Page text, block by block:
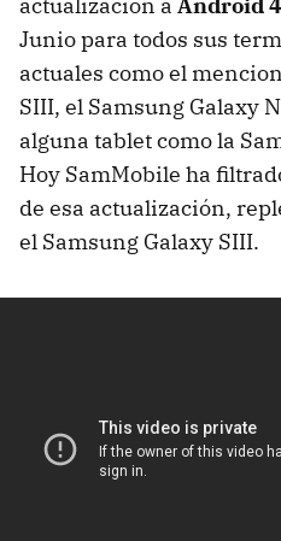
Junio para todos sus
actuales como el
SIII, el Samsung Galaxy
alguna tablet como la
Hoy SamMobile ha
de esa actualización,
el Samsung Galaxy SIII.